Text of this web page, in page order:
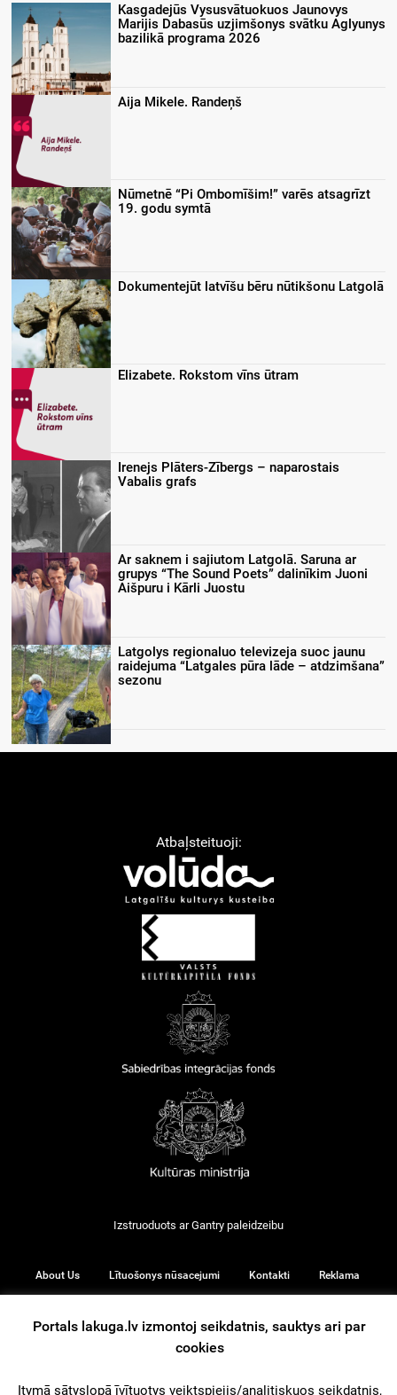
Kasgadejūs Vysusvātuokuos Jaunovys
Marijis Dabasūs uzjimšonys svātku Aglyunys
bazilikā programa 2026
Aija Mikele. Randeņš
Nūmetnē “Pi Ombomīšim!” varēs atsagrīzt
19. godu symtā
Dokumentejūt latvīšu bēru nūtikšonu Latgolā
Elizabete. Rokstom vīns ūtram
Irenejs Plāters-Zībergs – naparostais
Vabalis grafs
Ar saknem i sajiutom Latgolā. Saruna ar
grupys “The Sound Poets” dalinīkim Juoni
Aišpuru i Kārli Juostu
Latgolys regionaluo televizeja suoc jaunu
raidejuma “Latgales pūra lāde – atdzimšana”
sezonu
Atbaļsteituoji:
Izstruoduots arGantry paleidzeibu
About Us Lītuošonys nūsacejumi Kontakti Reklama
Portals lakuga.lv izmontoj seikdatnis, sauktys ari par
cookies
Itymā sātyslopā īvītuotys veiktspiejis/analitiskuos seikdatnis,